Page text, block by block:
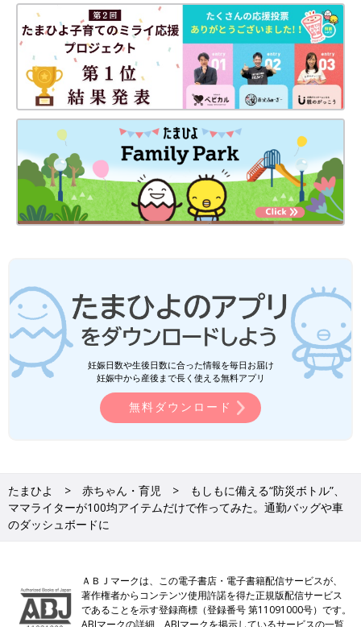
妊娠日数や生後日数に合った情報を毎日お届け
妊娠中から産後まで長く使える無料アプリ
無料ダウンロード
たまひよ 赤ちゃん・育児
もしもに備える“防災ボトル”、
ママライターが100均アイテムだけで作ってみた。通勤バッグや車
のダッシュボードに
ＡＢＪマークは、この電子書店・電子書籍配信サービスが、
著作権者からコンテンツ使用許諾を得た正規版配信サービス
であることを示す登録商標（登録番号 第11091000号）です。
ABJマークの詳細、ABJマークを掲示しているサービスの一覧